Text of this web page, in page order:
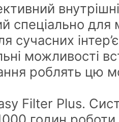
сучасних
можливості
роблять цю
Filter Plus.